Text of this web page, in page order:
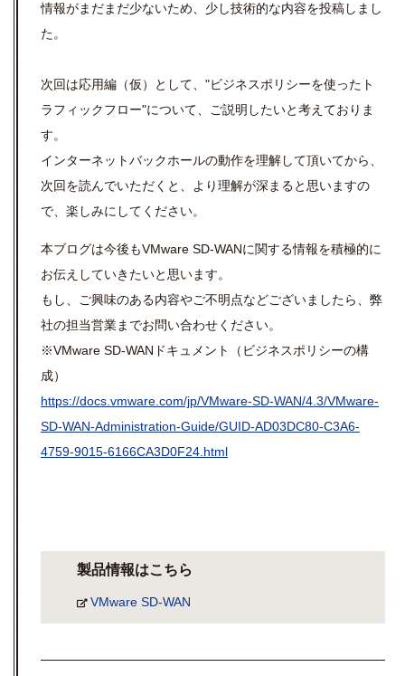
情報がまだまだ少ないため、少し技術的な内容を投稿しまし
た。
次回は応用編（仮）として、"ビジネスポリシーを使ったト
ラフィックフロー"について、ご説明したいと考えておりま
す。
インターネットバックホールの動作を理解して頂いてから、
次回を読んでいただくと、より理解が深まると思いますの
で、楽しみにしてください。
本ブログは今後もVMware SD-WANに関する情報を積極的に
お伝えしていきたいと思います。
もし、ご興味のある内容やご不明点などございましたら、弊
社の担当営業までお問い合わせください。
※VMware SD-WANドキュメント（ビジネスポリシーの構
成）
https://docs.vmware.com/jp/VMware-SD-WAN/4.3/VMware-
SD-WAN-Administration-Guide/GUID-AD03DC80-C3A6-
4759-9015-6166CA3D0F24.html
製品情報はこちら
VMware SD-WAN